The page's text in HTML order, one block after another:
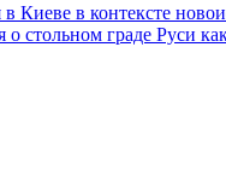
Киеве в контексте
о стольном граде Руси